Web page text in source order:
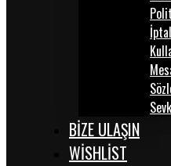
BİZE ULAŞIN
WISHLIST